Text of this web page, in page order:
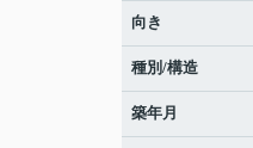
向き
種別/構造
築年月